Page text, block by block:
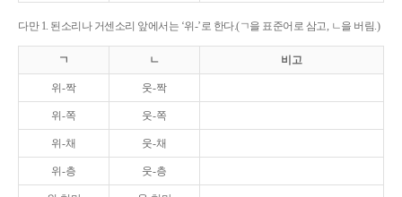
다만 1. 된소리나 거센소리 앞에서는 ‘위-’로 한다.(ㄱ을 표준어로 삼고, ㄴ을 버림.)
ㄱ ㄴ 비고
위-짝 웃-짝
위-쪽 웃-쪽
위-채 웃-채
위-층 웃-층